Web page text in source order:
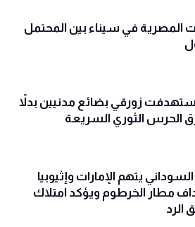
المصرية في سيناء بين المحتمل
زورقي بضائع مدنيين بدلاً
الحرس الثوري السريعة
يتهم الإمارات وإثيوبيا
مطار الخرطوم ويؤكد امتلاك
الرد